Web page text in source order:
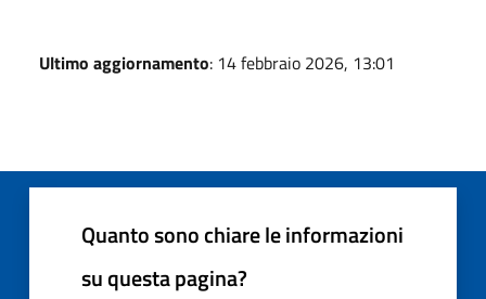
Ultimo aggiornamento: 14 febbraio 2026, 13:01
Quanto sono chiare le informazioni
su questa pagina?